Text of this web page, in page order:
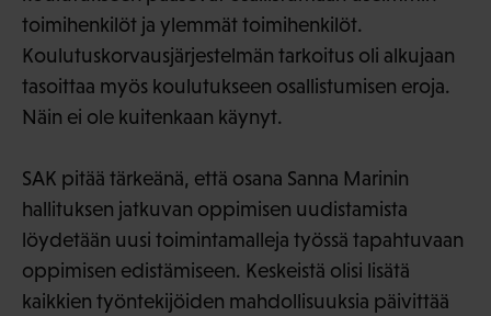
toimihenkilöt ja ylemmät toimihenkilöt.
Koulutuskorvausjärjestelmän tarkoitus oli alkujaan
tasoittaa myös koulutukseen osallistumisen eroja.
Näin ei ole kuitenkaan käynyt.
SAK pitää tärkeänä, että osana Sanna Marinin
hallituksen jatkuvan oppimisen uudistamista
löydetään uusi toimintamalleja työssä tapahtuvaan
oppimisen edistämiseen. Keskeistä olisi lisätä
kaikkien työntekijöiden mahdollisuuksia päivittää